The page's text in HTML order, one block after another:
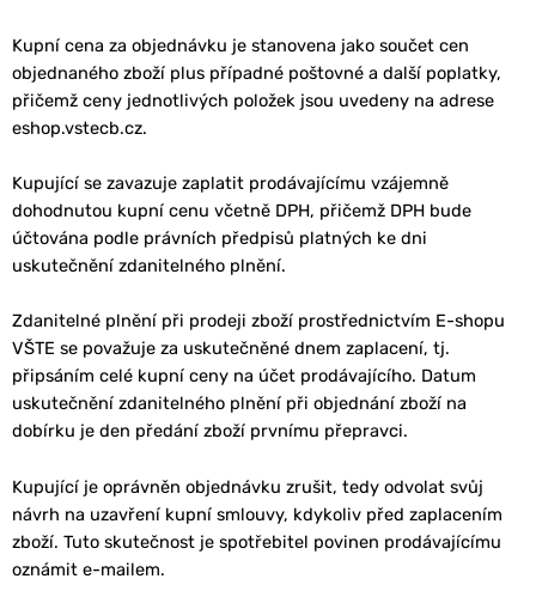
Kupní cena za objednávku je stanovena jako součet cen
objednaného zboží plus případné poštovné a další poplatky,
přičemž ceny jednotlivých položek jsou uvedeny na adrese
eshop.vstecb.cz.
Kupující se zavazuje zaplatit prodávajícímu vzájemně
dohodnutou kupní cenu včetně DPH, přičemž DPH bude
účtována podle právních předpisů platných ke dni
uskutečnění zdanitelného plnění.
Zdanitelné plnění při prodeji zboží prostřednictvím E-shopu
VŠTE se považuje za uskutečněné dnem zaplacení, tj.
připsáním celé kupní ceny na účet prodávajícího. Datum
uskutečnění zdanitelného plnění při objednání zboží na
dobírku je den předání zboží prvnímu přepravci.
Kupující je oprávněn objednávku zrušit, tedy odvolat svůj
návrh na uzavření kupní smlouvy, kdykoliv před zaplacením
zboží. Tuto skutečnost je spotřebitel povinen prodávajícímu
oznámit e-mailem.